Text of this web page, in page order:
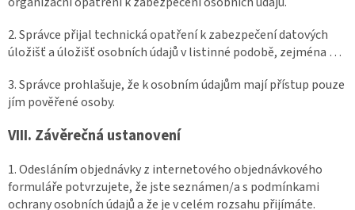
2. Správce přijal technická opatření k zabezpečení datových
úložišť a úložišť osobních údajů v listinné podobě, zejména …
3. Správce prohlašuje, že k osobním údajům mají přístup pouze
jím pověřené osoby.
VIII. Závěrečná ustanovení
1. Odesláním objednávky z internetového objednávkového
formuláře potvrzujete, že jste seznámen/a s podmínkami
ochrany osobních údajů a že je v celém rozsahu přijímáte.